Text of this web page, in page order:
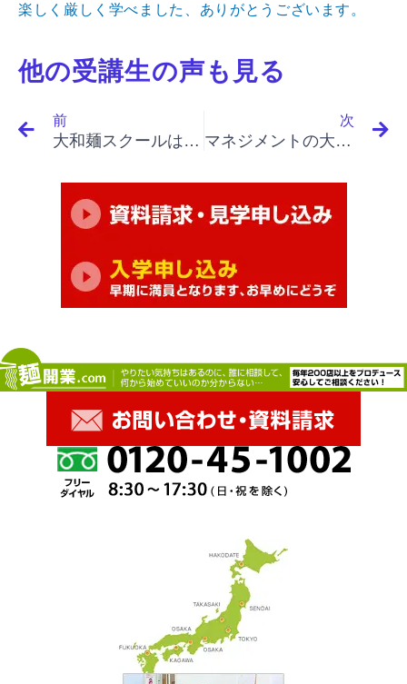
楽しく厳しく学べました、ありがとうございます。
他の受講生の声も見る
前
大和麺スクールは、ラーメンを通して人生の成功を達成させて頂ける会社
次
マネジメントの大切さを痛感し、麺店経営に対する考え方が根本的に変わりました。